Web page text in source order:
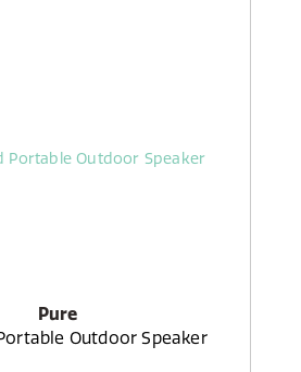
Pure
Outdoor Speaker